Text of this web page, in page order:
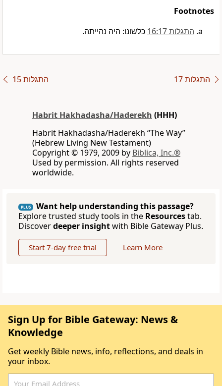
Footnotes
התגלות 16:17
כלשונו: היה נהייתה.
התגלות 15 התגלות 17
Habrit Hakhadasha/Haderekh (HHH)
Habrit Hakhadasha/Haderekh “The Way”
(Hebrew Living New Testament)
Copyright © 1979, 2009 by Biblica, Inc.®
Used by permission. All rights reserved
worldwide.
PLUS
Want help understanding this passage?
Explore trusted study tools in the Resourcestab.
Discoverdeeper insightwith Bible Gateway Plus.
Start 7-day free trial Learn More
Sign Up for Bible Gateway: News &
Knowledge
Get weekly Bible news, info, reflections, and deals in
your inbox.